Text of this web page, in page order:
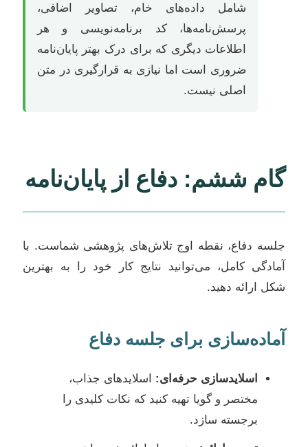
شامل داده‌های خام، تصاویر اضافی،
پرسش‌نامه‌ها، کد برنامه‌نویسی و هر
اطلاعات دیگری که برای درک بهتر پایان‌نامه
ضروری است اما نیازی به قرارگیری در متن
اصلی نیست.
گام ششم: دفاع از پایان‌نامه
جلسه دفاع، نقطه اوج تلاش‌های پژوهشی شماست. با
آمادگی کامل، می‌توانید نتایج کار خود را به بهترین
شکل ارائه دهید.
آماده‌سازی برای جلسه دفاع
اسلایدسازی حرفه‌ای: اسلایدهای جذاب،
مختصر و گویا تهیه کنید که نکات کلیدی را
برجسته سازد.